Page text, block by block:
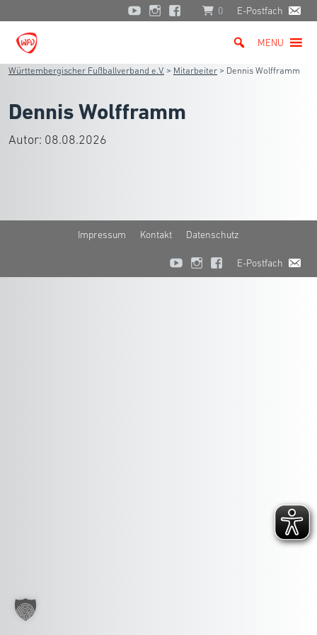
0 E-Postfach
MENU
Württembergischer Fußballverband e.V. > Mitarbeiter > Dennis Wolfframm
Dennis Wolfframm
Autor: 08.08.2026
Impressum Kontakt Datenschutz
E-Postfach